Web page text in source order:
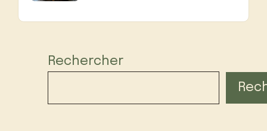
Rechercher